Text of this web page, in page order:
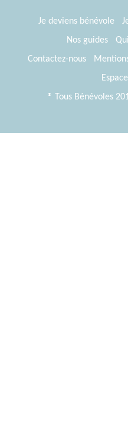
Je deviens bénévole
Nos guides
Contactez-nous
® Tous Bénévoles